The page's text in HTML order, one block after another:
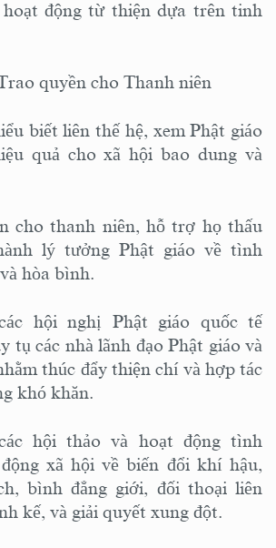
hoạt động từ thiện dựa trên tinh
quyền cho Thanh niên
biết liên thế hệ, xem Phật giáo
quả cho xã hội bao dung và
cho thanh niên, hỗ trợ họ thấu
lý tưởng Phật giáo về tình
hòa bình.
hội nghị Phật giáo quốc tế
tụ các nhà lãnh đạo Phật giáo và
thúc đẩy thiện chí và hợp tác
khó khăn.
hội thảo và hoạt động tình
xã hội về biến đổi khí hậu,
bình đẳng giới, đối thoại liên
kế, và giải quyết xung đột.